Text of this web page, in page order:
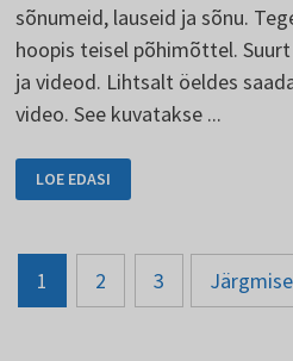
sõnumeid, lauseid ja sõnu.
hoopis teisel põhimõttel.
ja videod. Lihtsalt öeldes
video. See kuvatakse ...
SNAPCHAT
-
VEIDI
VÕRGUSTIK
LOE EDASI
Postituste
lehekülgede
1 2 3